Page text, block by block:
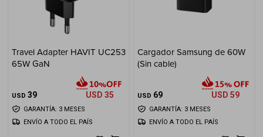
Travel Adapter HAVIT UC253
65W GaN
USD 39 USD 35
GARANTÍA: 3 MESES
ENVÍO A TODO EL PAÍS
Cargador Samsung de 60W
(Sin cable)
USD 69 USD 59
GARANTÍA: 3 MESES
ENVÍO A TODO EL PAÍS